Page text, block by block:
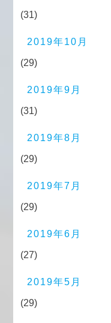
(31)
2019年10月
(29)
2019年9月
(31)
2019年8月
(29)
2019年7月
(29)
2019年6月
(27)
2019年5月
(29)